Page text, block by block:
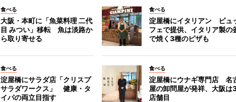
食べる
大阪・本町に「魚菜料理 二代
目 みつい」移転 魚は淡路か
ら取り寄せる
食べる
淀屋橋にイタリアン ビュ
フェで提供、イタリア製の
で焼く3種のピザも
食べる
淀屋橋にサラダ店「クリスプ
サラダワークス」 健康・タ
イパの両立目指す
食べる
淀屋橋にウナギ専門店 名
屋の卸問屋が発祥、大阪は
店舗目